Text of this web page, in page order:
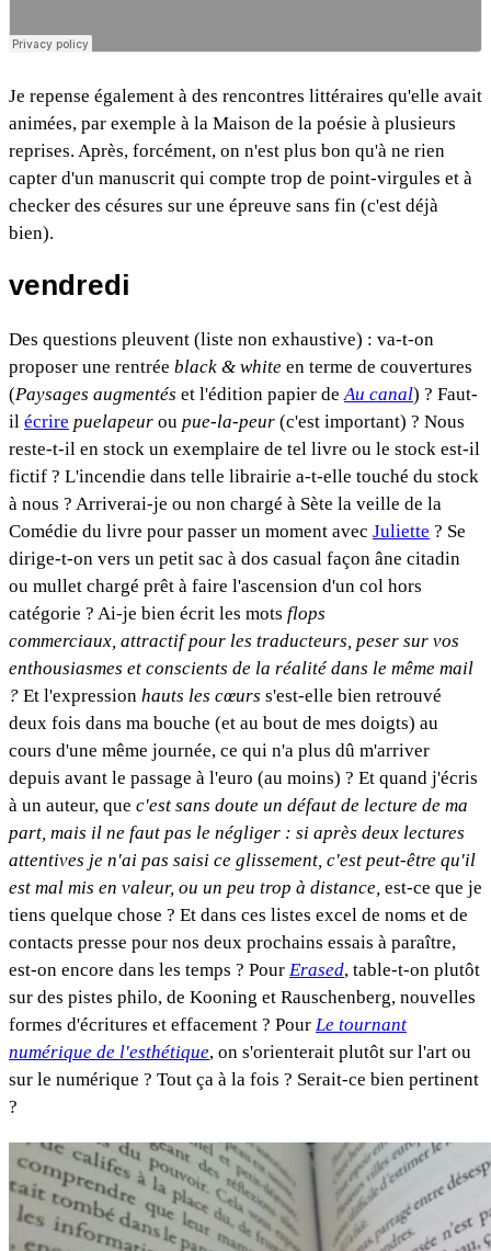
Je repense également à des rencontres littéraires qu'elle avait
animées, par exemple à la Maison de la poésie à plusieurs
reprises. Après, forcément, on n'est plus bon qu'à ne rien
capter d'un manuscrit qui compte trop de point-virgules et à
checker des césures sur une épreuve sans fin (c'est déjà
bien).
vendredi
Des questions pleuvent (liste non exhaustive) : va-t-on
proposer une rentrée black & white en terme de couvertures
(Paysages augmentés et l'édition papier de Au canal) ? Faut-
il écrire puelapeur ou pue-la-peur (c'est important) ? Nous
reste-t-il en stock un exemplaire de tel livre ou le stock est-il
fictif ? L'incendie dans telle librairie a-t-elle touché du stock
à nous ? Arriverai-je ou non chargé à Sète la veille de la
Comédie du livre pour passer un moment avec Juliette ? Se
dirige-t-on vers un petit sac à dos casual façon âne citadin
ou mullet chargé prêt à faire l'ascension d'un col hors
catégorie ? Ai-je bien écrit les mots flops
commerciaux, attractif pour les traducteurs, peser sur vos
enthousiasmes et conscients de la réalité dans le même mail
? Et l'expression hauts les cœurs s'est-elle bien retrouvé
deux fois dans ma bouche (et au bout de mes doigts) au
cours d'une même journée, ce qui n'a plus dû m'arriver
depuis avant le passage à l'euro (au moins) ? Et quand j'écris
à un auteur, que c'est sans doute un défaut de lecture de ma
part, mais il ne faut pas le négliger : si après deux lectures
attentives je n'ai pas saisi ce glissement, c'est peut-être qu'il
est mal mis en valeur, ou un peu trop à distance, est-ce que je
tiens quelque chose ? Et dans ces listes excel de noms et de
contacts presse pour nos deux prochains essais à paraître,
est-on encore dans les temps ? Pour Erased, table-t-on plutôt
sur des pistes philo, de Kooning et Rauschenberg, nouvelles
formes d'écritures et effacement ? Pour Le tournant
numérique de l'esthétique, on s'orienterait plutôt sur l'art ou
sur le numérique ? Tout ça à la fois ? Serait-ce bien pertinent
?